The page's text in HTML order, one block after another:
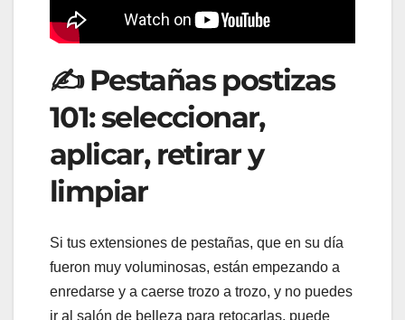
✍ Pestañas postizas
101: seleccionar,
aplicar, retirar y
limpiar
Si tus extensiones de pestañas, que en su día
fueron muy voluminosas, están empezando a
enredarse y a caerse trozo a trozo, y no puedes
ir al salón de belleza para retocarlas, puede